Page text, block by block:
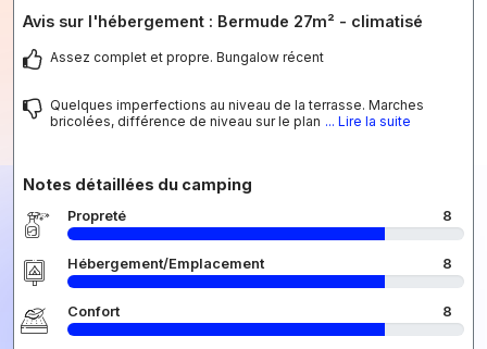
Avis sur l'hébergement : Bermude 27m² - climatisé
Assez complet et propre. Bungalow récent
Quelques imperfections au niveau de la terrasse. Marches
bricolées, différence de niveau sur le plan ... Lire la suite
Notes détaillées du camping
Propreté 8
Hébergement/Emplacement 8
Confort 8